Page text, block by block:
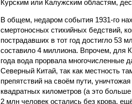
Курским или Калужским областям,
В общем, недаром события 1931-го
смертоносных стихийных бедствий,
пострадавших в тот год достигло 53
составило 4 миллиона. Впрочем, для
года вода прорвала многочисленные
Северный Китай, так как местность
препятствий на своём пути,
квадратных километров (а это
2 млн человек остались без крова,